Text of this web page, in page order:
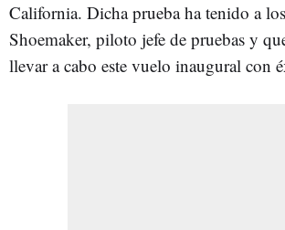
California. Dicha prueba ha tenido a
Shoemaker, piloto jefe de pruebas y
llevar a cabo este vuelo inaugural con